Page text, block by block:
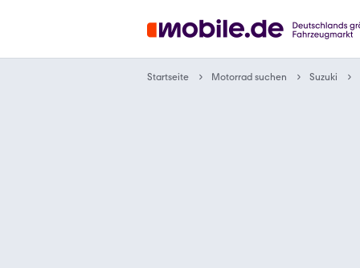
Startseite Motorrad suchen Suzuki